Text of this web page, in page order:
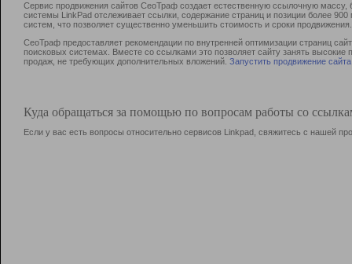
Сервис продвижения сайтов СеоТраф создает естественную ссылочную
системы LinkPad отслеживает ссылки, содержание страниц и позиции более
систем, что позволяет существенно уменьшить стоимость и сроки продвижения.
СеоТраф предоставляет рекомендации по внутренней оптимизации страниц
поисковых системах. Вместе со ссылками это позволяет сайту занять
продаж, не требующих дополнительных вложений. Запустить продвижение сайта
Куда обращаться за помощью по вопросам работы со
Если у вас есть вопросы относительно сервисов Linkpad, свяжитесь с нашей